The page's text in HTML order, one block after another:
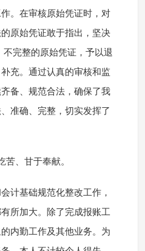
。在审核原始凭证时，对
原始凭证敢于指出，坚决
完整的原始凭证，予以退
充。通过认真的审核和监
备、规范合法，确保了我
准确、完整，切实发挥了
苦、甘于奉献。
计基础规范化整改工作，
所加大。除了完成报账工
内勤工作及其他业务。为